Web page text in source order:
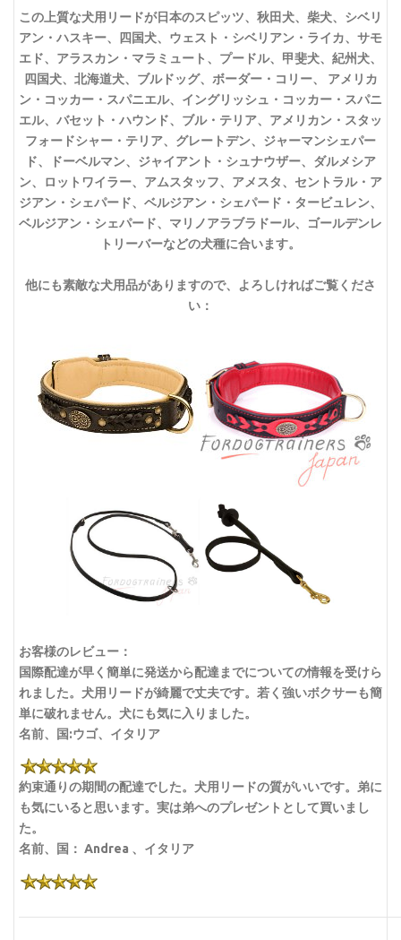
この上質な犬用リードが日本のスピッツ、秋田犬、柴犬、シベリ
アン・ハスキー、四国犬、ウェスト・シベリアン・ライカ、サモ
エド、アラスカン・マラミュート、プードル、甲斐犬、紀州犬、
四国犬、北海道犬、ブルドッグ、ボーダー・コリー、 アメリカ
ン・コッカー・スパニエル、イングリッシュ・コッカー・スパニ
エル、バセット・ハウンド、ブル・テリア、アメリカン・スタッ
フォードシャー・テリア、グレートデン、ジャーマンシェパー
ド、ドーベルマン、ジャイアント・シュナウザー、ダルメシア
ン、ロットワイラー、アムスタッフ、アメスタ、セントラル・ア
ジアン・シェパード、ベルジアン・シェパード・タービュレン、
ベルジアン・シェパード、マリノアラブラドール、ゴールデンレ
トリーバーなどの犬種に合います。
他にも素敵な犬用品がありますので、よろしければご覧くださ
い：
お客様のレビュー：
国際配達が早く簡単に発送から配達までについての情報を受けら
れました。犬用リードが綺麗で丈夫です。若く強いボクサーも簡
単に破れません。犬にも気に入りました。
名前、国:ウゴ、イタリア
約束通りの期間の配達でした。犬用リードの質がいいです。弟に
も気にいると思います。実は弟へのプレゼントとして買いまし
た。
名前、国： Andrea 、イタリア